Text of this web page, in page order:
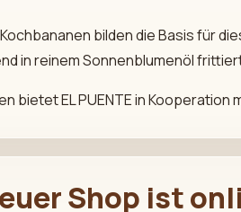
bilden die Basis für
in reinem Sonnenblumenöl
bietet EL PUENTE in Kooperation
Shop ist